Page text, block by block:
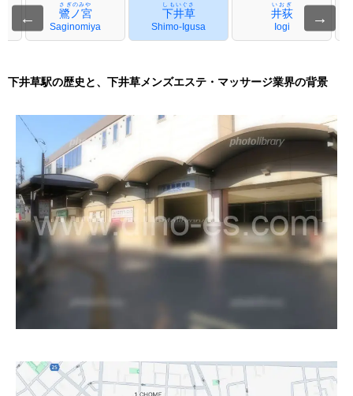
← 鷺ノ宮
さぎのみや
Saginomiya
下井草
しもいぐさ
Shimo-Igusa
井荻
いおぎ
Iogi
→
下井草駅の歴史と、下井草メンズエステ・マッサージ業界の背景